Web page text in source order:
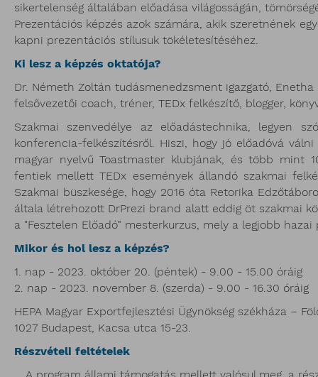
sikertelenség általában előadása világosságán,
Prezentációs képzés azok számára, akik szeretnének
kapni prezentációs stílusuk tökéletesítéséhez.
Ki lesz a képzés oktatója?
Dr. Németh Zoltán tudásmenedzsment igazgató, Enetha
felsővezetői coach, tréner, TEDx felkészítő, blogger,
Szakmai szenvedélye az előadástechnika, legyen
konferencia-felkészítésről. Hiszi, hogy jó előadóvá
magyar nyelvű Toastmaster klubjának, és több mint
fentiek mellett TEDx események állandó szakmai
Szakmai büszkesége, hogy 2016 óta Retorika
általa létrehozott DrPrezi brand alatt eddig öt szakmai
a "Fesztelen Előadó” mesterkurzus, mely a legjobb
Mikor és hol lesz a képzés?
1. nap - 2023. október 20. (péntek) - 9.00 - 15.00 óráig
2. nap - 2023. november 8. (szerda) - 9.00 - 16.30 óráig
HEPA Magyar Exportfejlesztési Ügynökség székháza –
1027 Budapest, Kacsa utca 15-23.
Részvételi feltételek